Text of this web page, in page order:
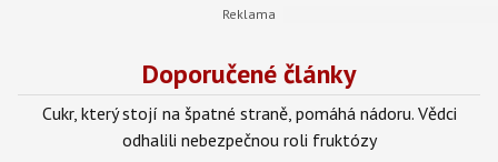
Doporučené články
Cukr, který stojí na špatné straně, pomáhá nádoru. Vědci
odhalili nebezpečnou roli fruktózy